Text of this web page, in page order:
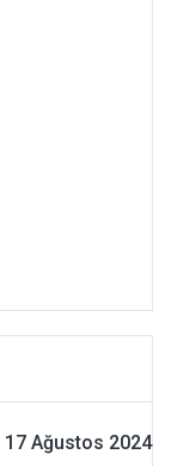
17 Ağustos 2024